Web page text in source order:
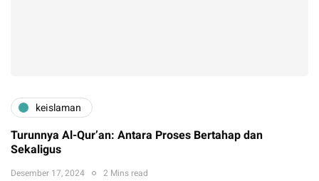
keislaman
Turunnya Al-Qur’an: Antara Proses Bertahap dan
Sekaligus
Desember 17, 2024 2 Mins read